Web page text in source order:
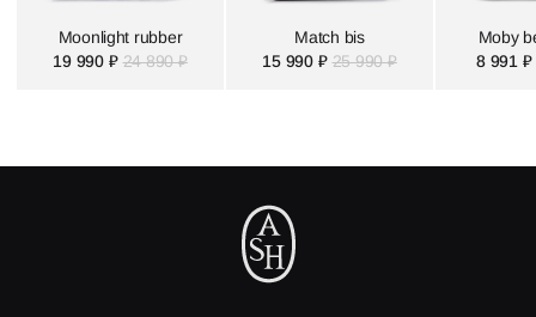
Moonlight rubber
19 990 ₽ 24 890 ₽
Match bis
15 990 ₽ 25 990 ₽
Moby
8 991 ₽